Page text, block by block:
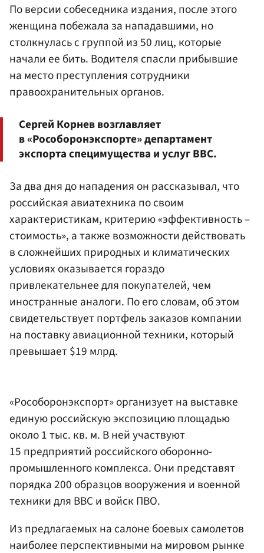
По версии собеседника издания, после этого
женщина побежала за нападавшими, но
столкнулась с группой из 50 лиц, которые
начали ее бить. Водителя спасли прибывшие
на место преступления сотрудники
правоохранительных органов.
Сергей Корнев возглавляет
в «Рособоронэкспорте» департамент
экспорта специмущества и услуг ВВС.
За два дня до нападения он рассказывал, что
российская авиатехника по своим
характеристикам, критерию «эффективность –
стоимость», а также возможности действовать
в сложнейших природных и климатических
условиях оказывается гораздо
привлекательнее для покупателей, чем
иностранные аналоги. По его словам, об этом
свидетельствует портфель заказов компании
на поставку авиационной техники, который
превышает $19 млрд.
«Рособоронэкспорт» организует на выставке
единую российскую экспозицию площадью
около 1 тыс. кв. м. В ней участвуют
15 предприятий российского оборонно-
промышленного комплекса. Они представят
порядка 200 образцов вооружения и военной
техники для ВВС и войск ПВО.
Из предлагаемых на салоне боевых самолетов
наиболее перспективными на мировом рынке